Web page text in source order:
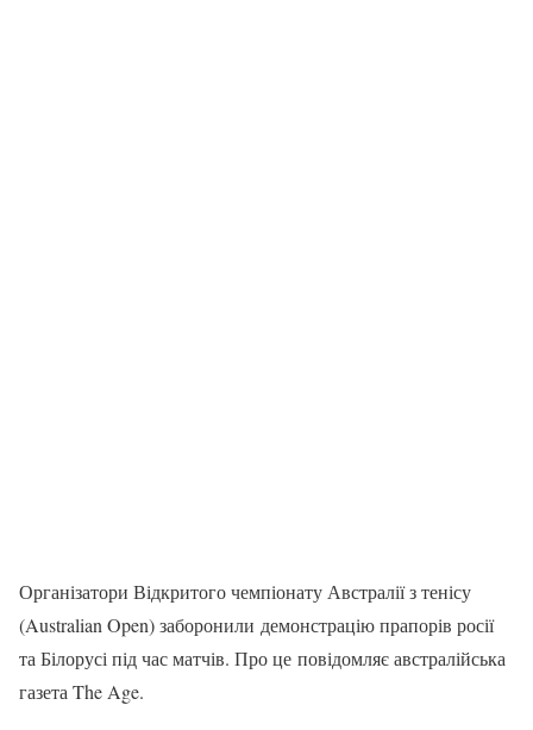
Організатори Відкритого чемпіонату Австралії з тенісу
(Australian Open) заборонили демонстрацію прапорів росії
та Білорусі під час матчів. Про це повідомляє австралійська
газета The Age.